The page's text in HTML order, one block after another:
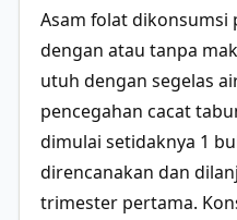
Asam folat
dengan atau tanpa
utuh dengan segelas
pencegahan cacat
dimulai setidaknya 1
direncanakan dan
trimester pertama.